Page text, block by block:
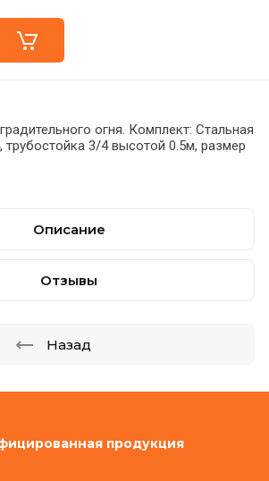
огня. Комплект: Стальная
трубостойка 3/4 высотой 0.5м, размер
Описание
Отзывы
Назад
продукция